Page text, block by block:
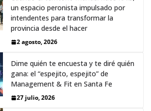
un espacio peronista impulsado por
intendentes para transformar la
provincia desde el hacer
2 agosto, 2026
Dime quién te encuesta y te diré quién
gana: el “espejito, espejito” de
Management & Fit en Santa Fe
27 julio, 2026